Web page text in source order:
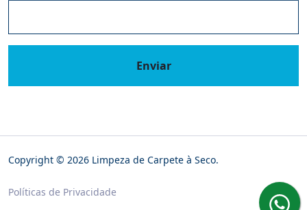
Enviar
Copyright © 2026 Limpeza de Carpete à Seco.
Políticas de Privacidade